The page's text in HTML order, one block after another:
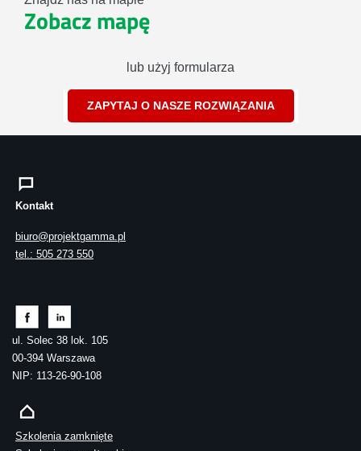
Zobacz mapę
lub użyj formularza
ZAPYTAJ O NASZE ROZWIĄZANIA
Kontakt
biuro@projektgamma.pl
tel.: 505 273 550
ul. Solec 38 lok. 105
00-394 Warszawa
NIP: 113-26-90-108
Szkolenia zamknięte